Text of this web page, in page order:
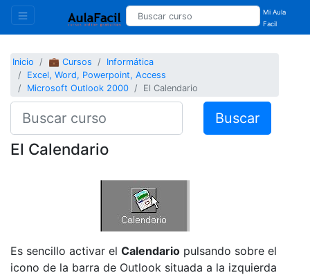
Mi Aula
Facil
Inicio 💼 Cursos
Informática
Excel, Word, Powerpoint, Access
Microsoft Outlook 2000
El Calendario
Buscar
El Calendario
Es sencillo activar el Calendario pulsando sobre el
icono de la barra de Outlook situada a la izquierda